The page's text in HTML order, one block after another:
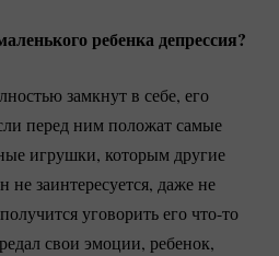
ребенка депрессия?
замкнут в себе, его
перед ним положат самые
игрушки, которым другие
не заинтересуется, даже не
уговорить егочто-то
свои эмоции, ребенок,